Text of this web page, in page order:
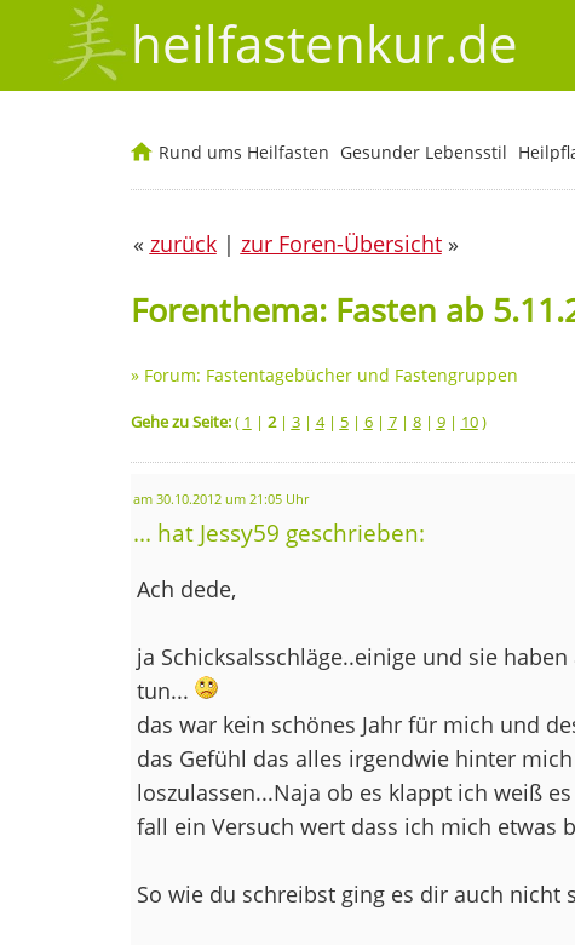
heilfastenkur.de
Rund ums Heilfasten Gesunder Lebensstil
« zurück| zur Foren-Übersicht»
Forenthema: Fasten ab
» Forum: Fastentagebücher und Fastengruppen
Gehe zu Seite:( 1 | 2| 3| 4| 5| 6| 7| 8| 9| 10)
am 30.10.2012 um 21:05 Uhr
... hat Jessy59 geschrieben:
Ach dede,
ja Schicksalsschläge..einige und sie
tun...
das war kein schönes Jahr für mich und
das Gefühl das alles irgendwie hinter
loszulassen...Naja ob es klappt ich weiß
fall ein Versuch wert dass ich mich etwas
So wie du schreibst ging es dir auch nicht